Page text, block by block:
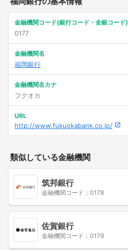
金融機関コード(銀行コード・全銀コード)
0177
金融機関名
福岡銀行
金融機関名カナ
フクオカ
URL
http://www.fukuokabank.co.jp/
類似している金融機関
筑邦銀行
金融機関コード：0178
佐賀銀行
金融機関コード：0179